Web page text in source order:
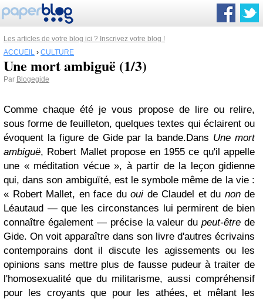
Les articles de votre blog ici ? Inscrivez votre blog !
ACCUEIL › CULTURE
Une mort ambiguë (1/3)
Par Blogegide
Comme chaque été je vous propose de lire ou relire,
sous forme de feuilleton, quelques textes qui éclairent ou
évoquent la figure de Gide par la bande.Dans Une mort
ambiguë, Robert Mallet propose en 1955 ce qu'il appelle
une « méditation vécue », à partir de la leçon gidienne
qui, dans son ambiguïté, est le symbole même de la vie :
« Robert Mallet, en face du oui de Claudel et du non de
Léautaud — que les circonstances lui permirent de bien
connaître également — précise la valeur dupeut-être de
Gide. On voit apparaître dans son livre d'autres écrivains
contemporains dont il discute les agissements ou les
opinions sans mettre plus de fausse pudeur à traiter de
l'homosexualité que du militarisme, aussi compréhensif
pour les croyants que pour les athées, et mêlant les